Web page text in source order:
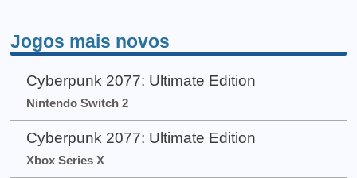
Jogos mais novos
Cyberpunk 2077: Ultimate Edition
Nintendo Switch 2
Cyberpunk 2077: Ultimate Edition
Xbox Series X